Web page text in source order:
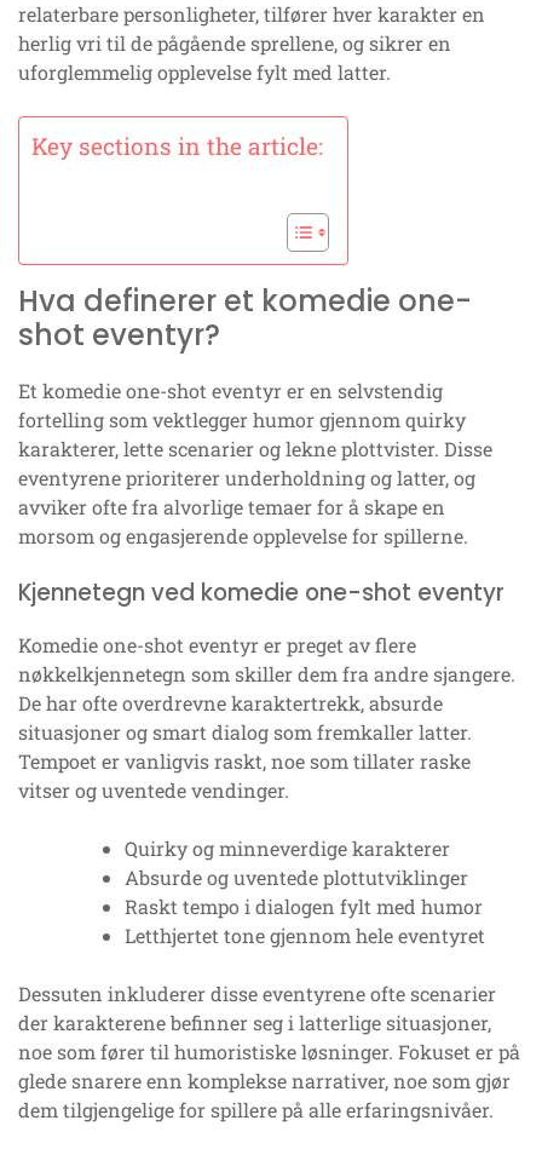
relaterbare personligheter, tilfører hver karakter en
herlig vri til de pågående sprellene, og sikrer en
uforglemmelig opplevelse fylt med latter.
Key sections in the article:
Hva definerer et komedie one-
shot eventyr?
Et komedie one-shot eventyr er en selvstendig
fortelling som vektlegger humor gjennom quirky
karakterer, lette scenarier og lekne plottvister. Disse
eventyrene prioriterer underholdning og latter, og
avviker ofte fra alvorlige temaer for å skape en
morsom og engasjerende opplevelse for spillerne.
Kjennetegn ved komedie one-shot eventyr
Komedie one-shot eventyr er preget av flere
nøkkelkjennetegn som skiller dem fra andre sjangere.
De har ofte overdrevne karaktertrekk, absurde
situasjoner og smart dialog som fremkaller latter.
Tempoet er vanligvis raskt, noe som tillater raske
vitser og uventede vendinger.
Quirky og minneverdige karakterer
Absurde og uventede plottutviklinger
Raskt tempo i dialogen fylt med humor
Letthjertet tone gjennom hele eventyret
Dessuten inkluderer disse eventyrene ofte scenarier
der karakterene befinner seg i latterlige situasjoner,
noe som fører til humoristiske løsninger. Fokuset er på
glede snarere enn komplekse narrativer, noe som gjør
dem tilgjengelige for spillere på alle erfaringsnivåer.